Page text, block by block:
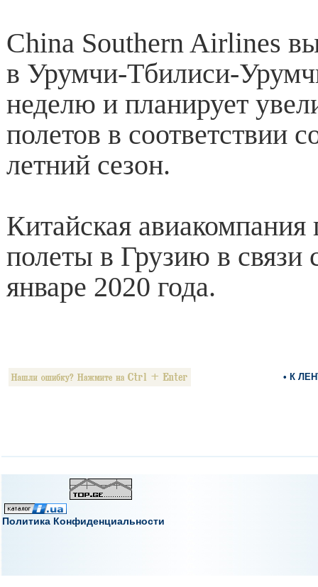
China Southern Airlines
в Урумчи-Тбилиси-
неделю и планирует
полетов в соответствии
летний сезон.
Китайская авиакомпания
полеты в Грузию в связи
январе 2020 года.
• К
Политика Конфиденциальности